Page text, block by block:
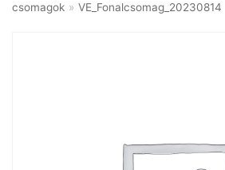
csomagok » VE_Fonalcsomag_20230814